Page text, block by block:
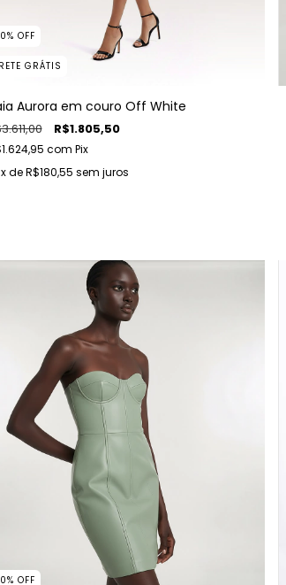
% OFF
GRÁTIS
Aurora em couro Off White
R$1.805,50
com Pix
x deR$180,55 sem juros
% OFF